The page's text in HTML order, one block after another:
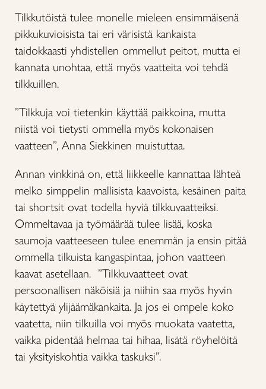
Tilkkutöistä tulee monelle mieleen ensimmäisenä
pikkukuvioisista tai eri värisistä kankaista
taidokkaasti yhdistellen ommellut peitot, mutta ei
kannata unohtaa, että myös vaatteita voi tehdä
tilkkuillen.
”Tilkkuja voi tietenkin käyttää paikkoina, mutta
niistä voi tietysti ommella myös kokonaisen
vaatteen”, Anna Siekkinen muistuttaa.
Annan vinkkinä on, että liikkeelle kannattaa lähteä
melko simppelin mallisista kaavoista, kesäinen paita
tai shortsit ovat todella hyviä tilkkuvaatteiksi.
Ommeltavaa ja työmäärää tulee lisää, koska
saumoja vaatteeseen tulee enemmän ja ensin pitää
ommella tilkuista kangaspintaa, johon vaatteen
kaavat asetellaan. ”Tilkkuvaatteet ovat
persoonallisen näköisiä ja niihin saa myös hyvin
käytettyä ylijäämäkankaita. Ja jos ei ompele koko
vaatetta, niin tilkuilla voi myös muokata vaatetta,
vaikka pidentää helmaa tai hihaa, lisätä röyhelöitä
tai yksityiskohtia vaikka taskuksi”.